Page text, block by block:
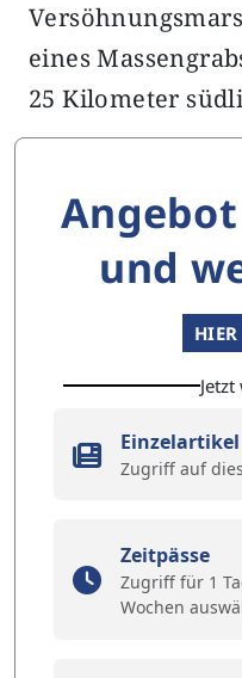
eines
25 Kilometer
und
Einzelartikel
Zugriff auf
Zeitpässe
Zugriff für 1
Wochen